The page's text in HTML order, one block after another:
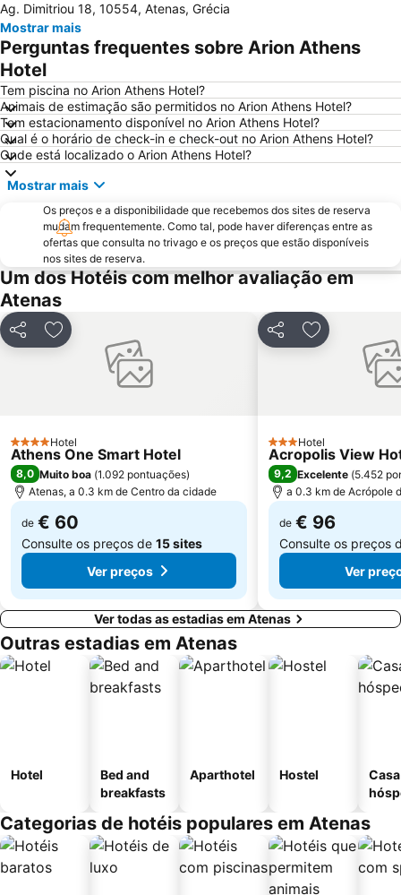
Psirri
Kallithea
Megaron - Athens International Conference Centre
Christmas at Syntagma Square
War Museum
Praia Astir
Odeon de Herodes Ático
Areios Pagos
Templo de Zeus Olímpico
Omonia
Avlaki
Templo de Poseidon
Eretria
OAKA Olympic Stadium
Passeio por Atenas
Museu da Acrópole
Pedion Areos
Neo Iraklio Attikis
Peiraiki
Thissio
Temple of Rome and Augustus
Egaleo
Agia Paraskevi
Metropolitan EXPO
Makronisos
Platia Mitropoleos
Athens University
Merlin de Douai Mansion The Embassy of France
Museu Nacional de Arqueologia
Ag. Dimitriou 18, 10554, Atenas, Grécia
Mostrar mais
Perguntas frequentes sobre Arion Athens
Hotel
Tem piscina no Arion Athens Hotel?
Animais de estimação são permitidos no Arion Athens Hotel?
Tem estacionamento disponível no Arion Athens Hotel?
Qual é o horário de check-in e check-out no Arion Athens Hotel?
Onde está localizado o Arion Athens Hotel?
Mostrar mais
Os preços e a disponibilidade que recebemos dos sites de reserva
mudam frequentemente. Como tal, pode haver diferenças entre as
ofertas que consulta no trivago e os preços que estão disponíveis
nos sites de reserva.
Um dos Hotéis com melhor avaliação em
Atenas
PartilharAdicionar aos favoritos
4 Estrelas
Hotel
Athens One Smart Hotel
8,0 Muito boa (1.092 pontuações)
Atenas, a 0.3 km de Centro da cidade
de € 60
Consulte os preços de 15 sites
Ver preços
PartilharAdicionar
3 Estrelas
Hotel
Acropolis View
9,2 Excelente (5.452
a 0.3 km de Acrópole
de € 96
Consulte os preços
Ver
Ver todas as estadias em Atenas
Outras estadias em Atenas
Hotel
Bed and
breakfasts
Aparthotel Hostel
Categorias de hotéis populares em Atenas